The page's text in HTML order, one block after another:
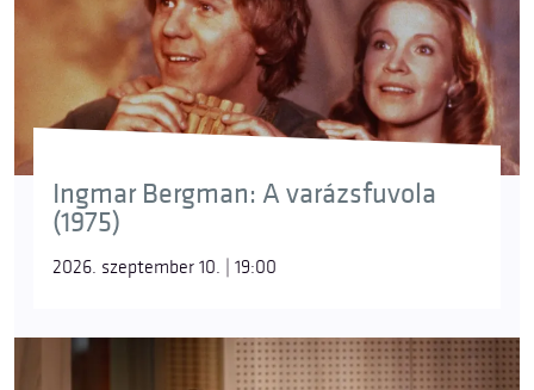
Ingmar Bergman: A varázsfuvola
(1975)
2026. szeptember 10. | 19:00